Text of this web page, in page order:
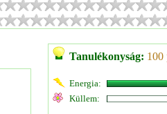
Tanulékonyság: 100
Energia:
Küllem: